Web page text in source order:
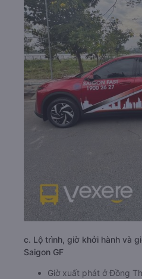
c. Lộ trình, giờ khởi hành và
Saigon GF
Giờ xuất phát ở Đồng